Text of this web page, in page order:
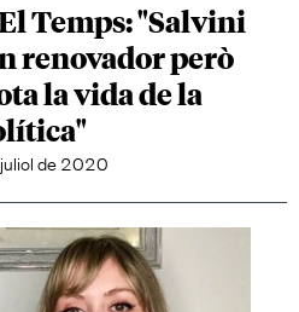
Temps: "Salvini
renovador però
la vida de la
de 2020